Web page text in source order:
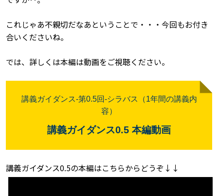
これじゃあ不親切だなあということで・・・今回もお付き
合いくださいね。
では、詳しくは本編は動画をご視聴ください。
講義ガイダンス-第0.5回-シラバス（1年間の講義内
容）
講義ガイダンス0.5 本編動画
講義ガイダンス0.5の本編はこちらからどうぞ ↓↓